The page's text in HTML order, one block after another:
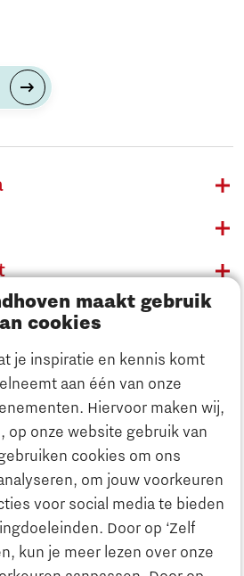
maakt gebruik
cookies
je inspiratie en kennis komt
aan één van onze
Hiervoor maken wij,
op onze website gebruik van
cookies om ons
om jouw voorkeuren
voor social media te bieden
Door op ‘Zelf
kun je meer lezen over onze